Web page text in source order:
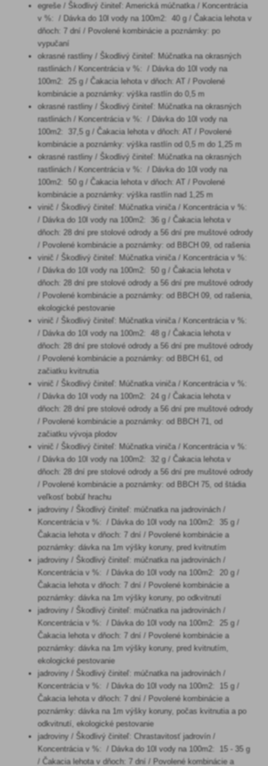
egreše / Škodlivý činiteľ: Americká múčnatka / Koncentrácia
v %: / Dávka do 10l vody na 100m2: 40 g / Čakacia lehota v
dňoch: 7 dní / Povolené kombinácie a poznámky: po
vypučaní
okrasné rastliny / Škodlivý činiteľ: Múčnatka na okrasných
rastlinách / Koncentrácia v %: / Dávka do 10l vody na
100m2: 25 g / Čakacia lehota v dňoch: AT / Povolené
kombinácie a poznámky: výška rastlín do 0,5 m
okrasné rastliny / Škodlivý činiteľ: Múčnatka na okrasných
rastlinách / Koncentrácia v %: / Dávka do 10l vody na
100m2: 37,5 g / Čakacia lehota v dňoch: AT / Povolené
kombinácie a poznámky: výška rastlín od 0,5 m do 1,25 m
okrasné rastliny / Škodlivý činiteľ: Múčnatka na okrasných
rastlinách / Koncentrácia v %: / Dávka do 10l vody na
100m2: 50 g / Čakacia lehota v dňoch: AT / Povolené
kombinácie a poznámky: výška rastlín nad 1,25 m
vinič / Škodlivý činiteľ: Múčnatka viniča / Koncentrácia v %:
/ Dávka do 10l vody na 100m2: 36 g / Čakacia lehota v
dňoch: 28 dní pre stolové odrody a 56 dní pre muštové odrody
/ Povolené kombinácie a poznámky: od BBCH 09, od rašenia
vinič / Škodlivý činiteľ: Múčnatka viniča / Koncentrácia v %:
/ Dávka do 10l vody na 100m2: 50 g / Čakacia lehota v
dňoch: 28 dní pre stolové odrody a 56 dní pre muštové odrody
/ Povolené kombinácie a poznámky: od BBCH 09, od rašenia,
ekologické pestovanie
vinič / Škodlivý činiteľ: Múčnatka viniča / Koncentrácia v %:
/ Dávka do 10l vody na 100m2: 48 g / Čakacia lehota v
dňoch: 28 dní pre stolové odrody a 56 dní pre muštové odrody
/ Povolené kombinácie a poznámky: od BBCH 61, od
začiatku kvitnutia
vinič / Škodlivý činiteľ: Múčnatka viniča / Koncentrácia v %:
/ Dávka do 10l vody na 100m2: 24 g / Čakacia lehota v
dňoch: 28 dní pre stolové odrody a 56 dní pre muštové odrody
/ Povolené kombinácie a poznámky: od BBCH 71, od
začiatku vývoja plodov
vinič / Škodlivý činiteľ: Múčnatka viniča / Koncentrácia v %:
/ Dávka do 10l vody na 100m2: 32 g / Čakacia lehota v
dňoch: 28 dní pre stolové odrody a 56 dní pre muštové odrody
/ Povolené kombinácie a poznámky: od BBCH 75, od štádia
veľkosť bobúľ hrachu
jadroviny / Škodlivý činiteľ: múčnatka na jadrovinách /
Koncentrácia v %: / Dávka do 10l vody na 100m2: 35 g /
Čakacia lehota v dňoch: 7 dní / Povolené kombinácie a
poznámky: dávka na 1m výšky koruny, pred kvitnutím
jadroviny / Škodlivý činiteľ: múčnatka na jadrovinách /
Koncentrácia v %: / Dávka do 10l vody na 100m2: 20 g /
Čakacia lehota v dňoch: 7 dní / Povolené kombinácie a
poznámky: dávka na 1m výšky koruny, po odkvitnutí
jadroviny / Škodlivý činiteľ: múčnatka na jadrovinách /
Koncentrácia v %: / Dávka do 10l vody na 100m2: 25 g /
Čakacia lehota v dňoch: 7 dní / Povolené kombinácie a
poznámky: dávka na 1m výšky koruny, pred kvitnutím,
ekologické pestovanie
jadroviny / Škodlivý činiteľ: múčnatka na jadrovinách /
Koncentrácia v %: / Dávka do 10l vody na 100m2: 15 g /
Čakacia lehota v dňoch: 7 dní / Povolené kombinácie a
poznámky: dávka na 1m výšky koruny, počas kvitnutia a po
odkvitnutí, ekologické pestovanie
jadroviny / Škodlivý činiteľ: Chrastavitosť jadrovín /
Koncentrácia v %: / Dávka do 10l vody na 100m2: 15 - 35 g
/ Čakacia lehota v dňoch: 7 dní / Povolené kombinácie a